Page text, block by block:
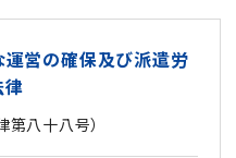
営の確保及び派遣労
律
第八十八号）